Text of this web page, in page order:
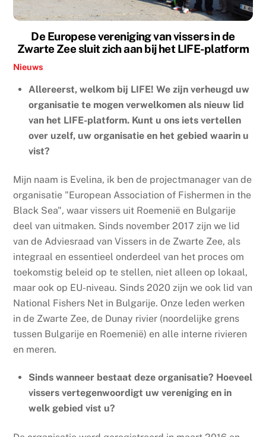
De Europese vereniging van vissers in de
Zwarte Zee sluit zich aan bij het LIFE-platform
Nieuws
Allereerst, welkom bij LIFE! We zijn verheugd uw
organisatie te mogen verwelkomen als nieuw lid
van het LIFE-platform. Kunt u ons iets vertellen
over uzelf, uw organisatie en het gebied waarin u
vist?
Mijn naam is Evelina, ik ben de projectmanager van de
organisatie "European Association of Fishermen in the
Black Sea", waar vissers uit Roemenië en Bulgarije
deel van uitmaken. Sinds november 2017 zijn we lid
van de Adviesraad van Vissers in de Zwarte Zee, als
integraal en essentieel onderdeel van het proces om
toekomstig beleid op te stellen, niet alleen op lokaal,
maar ook op EU-niveau. Sinds 2020 zijn we ook lid van
National Fishers Net in Bulgarije. Onze leden werken
in de Zwarte Zee, de Dunay rivier (noordelijke grens
tussen Bulgarije en Roemenië) en alle interne rivieren
en meren.
Sinds wanneer bestaat deze organisatie? Hoeveel
vissers vertegenwoordigt uw vereniging en in
welk gebied vist u?